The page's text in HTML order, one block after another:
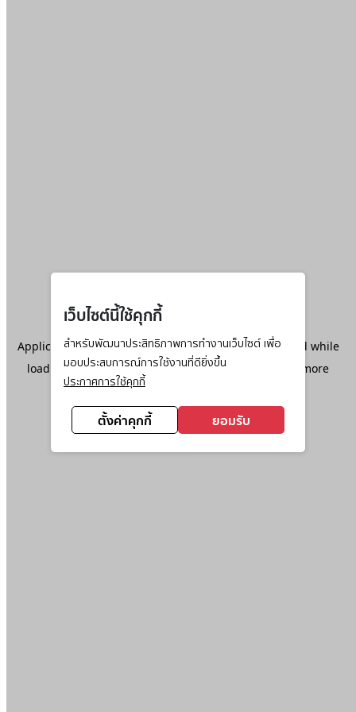
เว็บไซต์นี้ใช้คุกกี้
สำหรับพัฒนาประสิทธิภาพการทำงานเว็บไซต์ เพื่อ
มอบประสบการณ์การใช้งานที่ดียิ่งขึ้น
ประกาศการใช้คุกกี้
ตั้งค่าคุกกี้ ยอมรับ
Application error: aclient-side exception has occurred while
loadingwww.ktc.co.th(see the browser console
for more
information).